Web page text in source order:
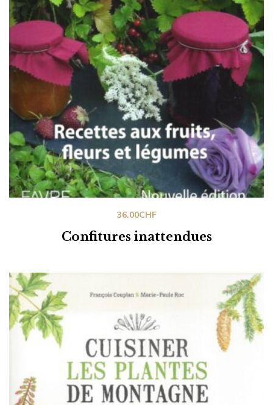
Confitures inattendues
36.00CHF